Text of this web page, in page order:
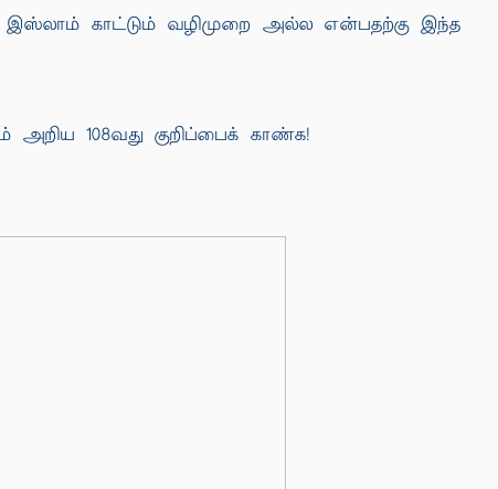
காட்டும் வழிமுறை அல்ல என்பதற்கு இந்த
108வது குறிப்பைக் காண்க!